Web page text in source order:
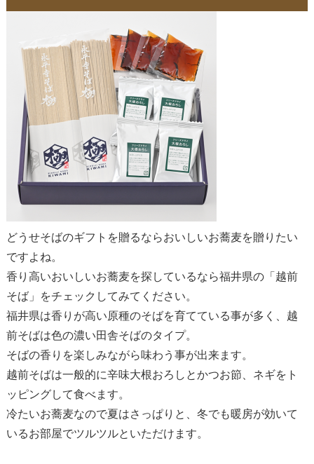
どうせそばのギフトを贈るならおいしいお蕎麦を贈りたい
ですよね。
香り高いおいしいお蕎麦を探しているなら福井県の「越前
そば」をチェックしてみてください。
福井県は香りが高い原種のそばを育てている事が多く、越
前そばは色の濃い田舎そばのタイプ。
そばの香りを楽しみながら味わう事が出来ます。
越前そばは一般的に辛味大根おろしとかつお節、ネギをト
ッピングして食べます。
冷たいお蕎麦なので夏はさっぱりと、冬でも暖房が効いて
いるお部屋でツルツルといただけます。